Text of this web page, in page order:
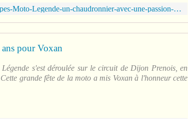
https://www.motomag.com/Coupes-Moto-Legende-un-chaudronnier-avec-une-passion-de-fer.html
pour Voxan
s'est déroulée sur le circuit de Dijon Prenois, en
grande fête de la moto a mis Voxan à l'honneur cette